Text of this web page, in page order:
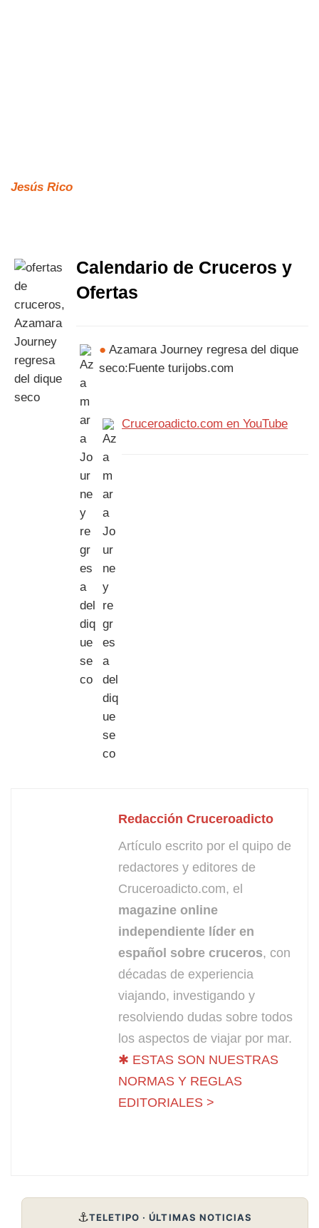
Jesús Rico
Calendario de Cruceros y
Ofertas
● Azamara Journey regresa del dique
seco:Fuente turijobs.com
Cruceroadicto.com en YouTube
Redacción Cruceroadicto
Artículo escrito por el quipo de
redactores y editores de
Cruceroadicto.com, el
magazine online
independiente líder en
español sobre cruceros, con
décadas de experiencia
viajando, investigando y
resolviendo dudas sobre todos
los aspectos de viajar por mar.
✱ ESTAS SON NUESTRAS
NORMAS Y REGLAS
EDITORIALES >
⚓TELETIPO · ÚLTIMAS NOTICIAS